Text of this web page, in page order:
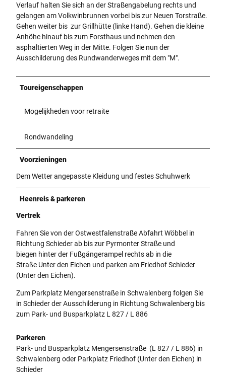
Verlauf halten Sie sich an der Straßengabelung rechts und
gelangen am Volkwinbrunnen vorbei bis zur Neuen Torstraße.
Gehen weiter bis zur Grillhütte (linke Hand). Gehen die kleine
Anhöhe hinauf bis zum Forsthaus und nehmen den
asphaltierten Weg in der Mitte. Folgen Sie nun der
Ausschilderung des Rundwanderweges mit dem "M".
Toureigenschappen
Mogelijkheden voor retraite
Rondwandeling
Voorzieningen
Dem Wetter angepasste Kleidung und festes Schuhwerk
Heenreis & parkeren
Vertrek
Fahren Sie von der Ostwestfalenstraße Abfahrt Wöbbel in
Richtung Schieder ab bis zur Pyrmonter Straße und
biegen hinter der Fußgängerampel rechts ab in die
Straße Unter den Eichen und parken am Friedhof Schieder
(Unter den Eichen).
Zum Parkplatz Mengersenstraße in Schwalenberg folgen Sie
in Schieder der Ausschilderung in Richtung Schwalenberg bis
zum Park- und Busparkplatz L 827 / L 886
Parkeren
Park- und Busparkplatz Mengersenstraße (L 827 / L 886) in
Schwalenberg oder Parkplatz Friedhof (Unter den Eichen) in
Schieder